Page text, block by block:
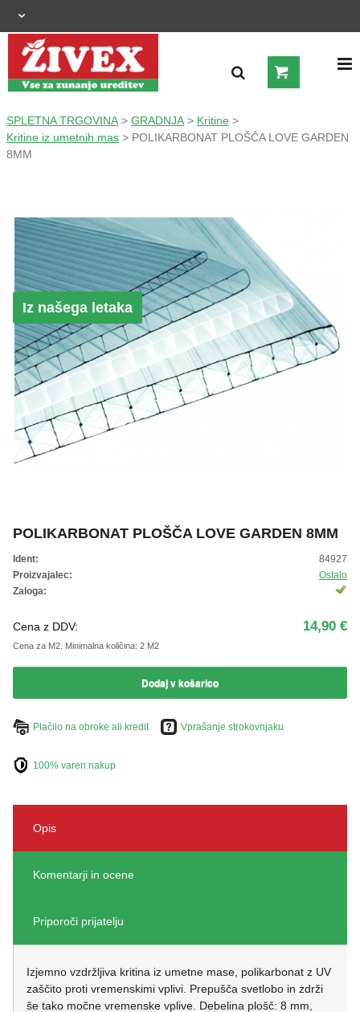
OGRAJNI SISTEMI
ZUNANJA UREDITEV
OGREVANJE IN HLAJENJE
GRADNJA
ŠIROKA POTROŠNJA
ŽIVKO POMETA - OUTLET
SPLETNA TRGOVINA > GRADNJA > Kritine >
Kritine iz umetnih mas > POLIKARBONAT PLOŠČA LOVE GARDEN
8MM
Iz našega letaka
POLIKARBONAT PLOŠČA LOVE GARDEN 8MM
Ident:
84927
Proizvajalec:
Ostalo
Zaloga:
Cena z DDV: 14,90 €
Cena za M2. Minimalna količina: 2 M2
Dodaj v košarico
Plačilo na obroke ali kredit Vprašanje strokovnjaku
100% varen nakup
Opis
Komentarji in ocene
Priporoči prijatelju
Izjemno vzdržljiva kritina iz umetne mase, polikarbonat z UV
zaščito proti vremenskimi vplivi. Prepušča svetlobo in zdrži
še tako močne vremenske vplive. Debelina plošč: 8 mm,